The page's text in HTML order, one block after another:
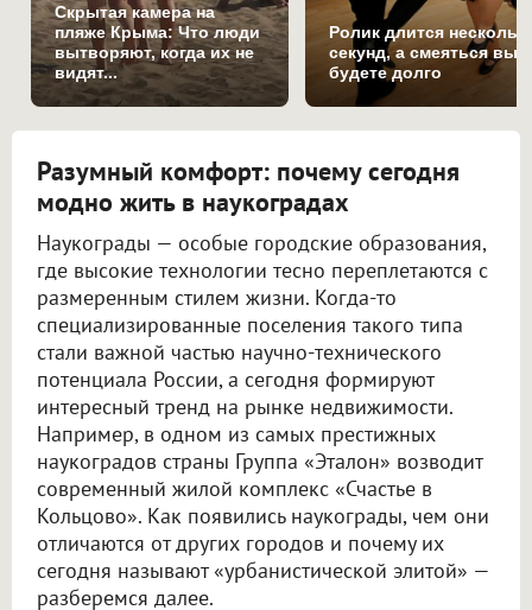
Скрытая камера на
пляже Крыма: Что люди
вытворяют, когда их не
видят...
Ролик длится
секунд, а смеяться вы
будете долго
Разумный комфорт: почему сегодня
модно жить в наукоградах
Наукограды — особые городские образования,
где высокие технологии тесно переплетаются с
размеренным стилем жизни. Когда-то
специализированные поселения такого типа
стали важной частью научно-технического
потенциала России, а сегодня формируют
интересный тренд на рынке недвижимости.
Например, в одном из самых престижных
наукоградов страны Группа «Эталон» возводит
современный жилой комплекс «Счастье в
Кольцово». Как появились наукограды, чем они
отличаются от других городов и почему их
сегодня называют «урбанистической элитой» —
разберемся далее.